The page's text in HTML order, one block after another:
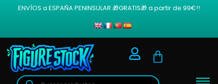
ENVÍOS a ESPAÑA PENINSULAR 🎁GRATIS🎁 a partir de 99€!!